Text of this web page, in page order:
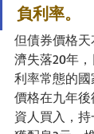
負利率。
但債券價格
濟失落20年
利率常態的
價格在九年後
資人買入，